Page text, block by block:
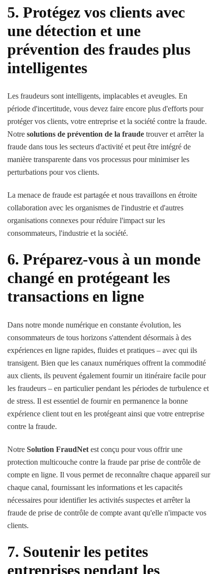
5. Protégez vos clients avec
une détection et une
prévention des fraudes plus
intelligentes
Les fraudeurs sont intelligents, implacables et aveugles. En
période d'incertitude, vous devez faire encore plus d'efforts pour
protéger vos clients, votre entreprise et la société contre la fraude.
Notre solutions de prévention de la fraude trouver et arrêter la
fraude dans tous les secteurs d'activité et peut être intégré de
manière transparente dans vos processus pour minimiser les
perturbations pour vos clients.
La menace de fraude est partagée et nous travaillons en étroite
collaboration avec les organismes de l'industrie et d'autres
organisations connexes pour réduire l'impact sur les
consommateurs, l'industrie et la société.
6. Préparez-vous à un monde
changé en protégeant les
transactions en ligne
Dans notre monde numérique en constante évolution, les
consommateurs de tous horizons s'attendent désormais à des
expériences en ligne rapides, fluides et pratiques – avec qui ils
transigent. Bien que les canaux numériques offrent la commodité
aux clients, ils peuvent également fournir un itinéraire facile pour
les fraudeurs – en particulier pendant les périodes de turbulence et
de stress. Il est essentiel de fournir en permanence la bonne
expérience client tout en les protégeant ainsi que votre entreprise
contre la fraude.
Notre Solution FraudNet est conçu pour vous offrir une
protection multicouche contre la fraude par prise de contrôle de
compte en ligne. Il vous permet de reconnaître chaque appareil sur
chaque canal, fournissant les informations et les capacités
nécessaires pour identifier les activités suspectes et arrêter la
fraude de prise de contrôle de compte avant qu'elle n'impacte vos
clients.
7. Soutenir les petites
entreprises pendant les